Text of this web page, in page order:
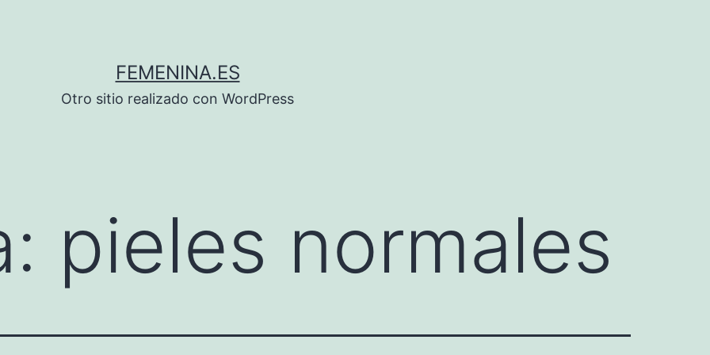
FEMENINA.ES
Otro sitio realizado con WordPress
pieles normales